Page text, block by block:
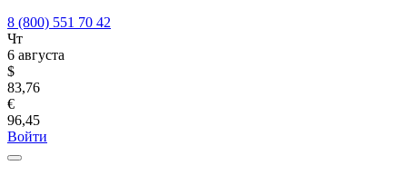
8 (800) 551 70 42
Чт
6 августа
$
83,76
€
96,45
Войти